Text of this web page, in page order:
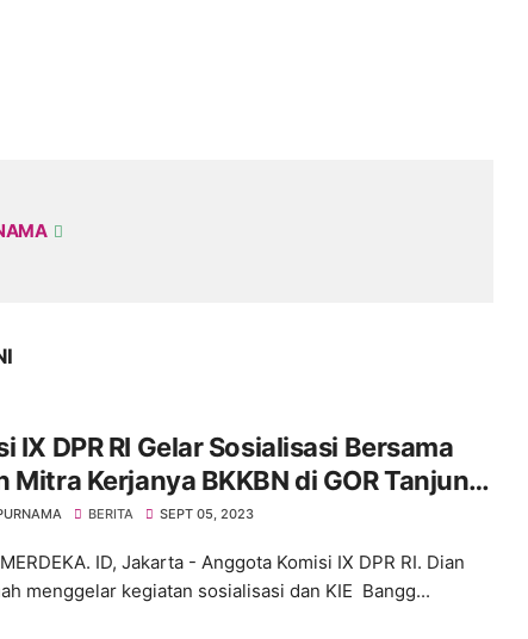
IX DPR RI Gelar Sosialisasi Bersama
Mitra Kerjanya BKKBN di GOR Tanjung
Jakarta Barat
BERITA SEPT 05, 2023
ID, Jakarta - Anggota Komisi IX DPR RI. Dian
menggelar kegiatan sosialisasi dan KIE Bangg...